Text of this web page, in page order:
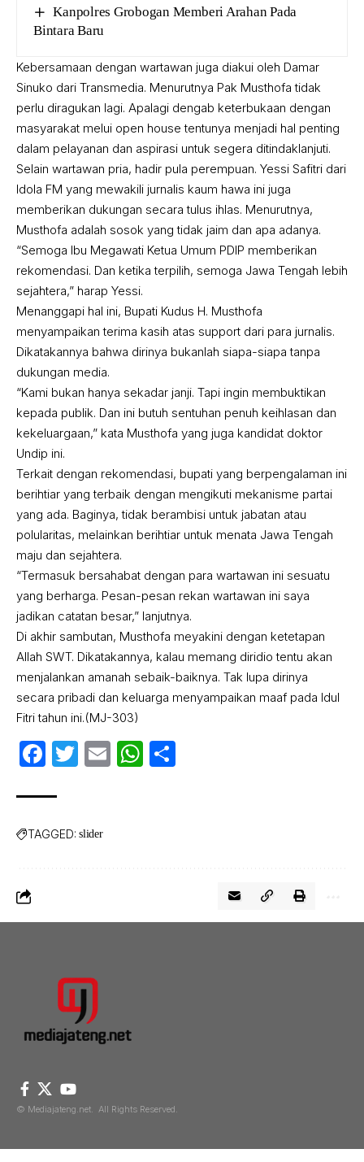
Kanpolres Grobogan Memberi Arahan Pada
Bintara Baru
Kebersamaan dengan wartawan juga diakui oleh Damar
Sinuko dari Transmedia. Menurutnya Pak Musthofa tidak
perlu diragukan lagi. Apalagi dengab keterbukaan dengan
masyarakat melui open house tentunya menjadi hal penting
dalam pelayanan dan aspirasi untuk segera ditindaklanjuti.
Selain wartawan pria, hadir pula perempuan. Yessi Safitri dari
Idola FM yang mewakili jurnalis kaum hawa ini juga
memberikan dukungan secara tulus ihlas. Menurutnya,
Musthofa adalah sosok yang tidak jaim dan apa adanya.
“Semoga Ibu Megawati Ketua Umum PDIP memberikan
rekomendasi. Dan ketika terpilih, semoga Jawa Tengah lebih
sejahtera,” harap Yessi.
Menanggapi hal ini, Bupati Kudus H. Musthofa
menyampaikan terima kasih atas support dari para jurnalis.
Dikatakannya bahwa dirinya bukanlah siapa-siapa tanpa
dukungan media.
“Kami bukan hanya sekadar janji. Tapi ingin membuktikan
kepada publik. Dan ini butuh sentuhan penuh keihlasan dan
kekeluargaan,” kata Musthofa yang juga kandidat doktor
Undip ini.
Terkait dengan rekomendasi, bupati yang berpengalaman ini
berihtiar yang terbaik dengan mengikuti mekanisme partai
yang ada. Baginya, tidak berambisi untuk jabatan atau
polularitas, melainkan berihtiar untuk menata Jawa Tengah
maju dan sejahtera.
“Termasuk bersahabat dengan para wartawan ini sesuatu
yang berharga. Pesan-pesan rekan wartawan ini saya
jadikan catatan besar,” lanjutnya.
Di akhir sambutan, Musthofa meyakini dengan ketetapan
Allah SWT. Dikatakannya, kalau memang diridio tentu akan
menjalankan amanah sebaik-baiknya. Tak lupa dirinya
secara pribadi dan keluarga menyampaikan maaf pada Idul
Fitri tahun ini.(MJ-303)
Facebook
Twitter
EmailWhatsApp
TAGGED: slider
© Mediajateng.net. All Rights Reserved.